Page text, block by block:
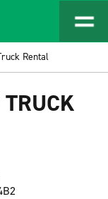
Rental